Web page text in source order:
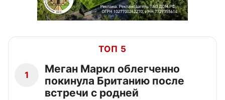
ТОП 5
1
Меган Маркл облегченно
покинула Британию после
встречи с родней